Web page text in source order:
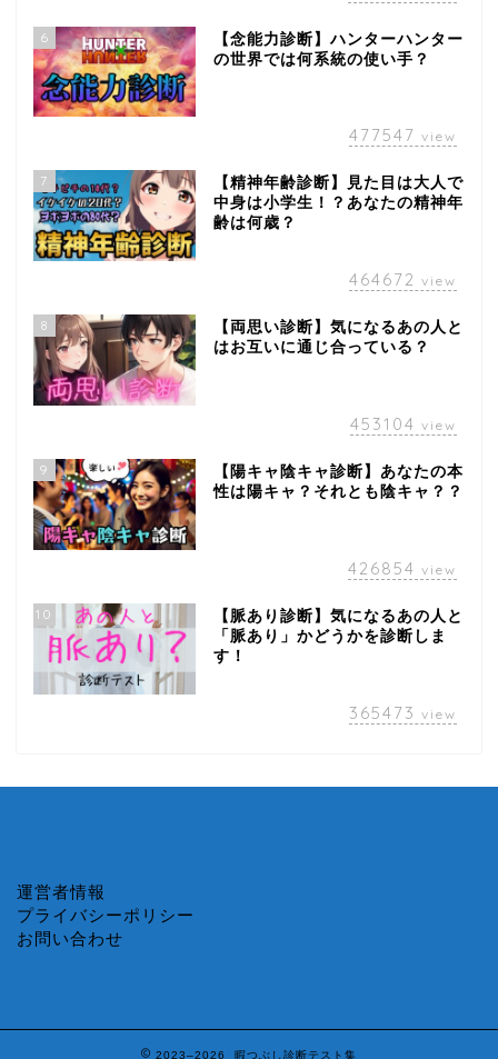
6
【念能力診断】ハンターハンター
の世界では何系統の使い手？
477547 view
7
【精神年齢診断】見た目は大人で
中身は小学生！？あなたの精神年
齢は何歳？
464672 view
8
【両思い診断】気になるあの人と
はお互いに通じ合っている？
453104 view
9
【陽キャ陰キャ診断】あなたの本
性は陽キャ？それとも陰キャ？？
426854 view
10
【脈あり診断】気になるあの人と
「脈あり」かどうかを診断しま
す！
365473 view
運営者情報
プライバシーポリシー
お問い合わせ
2023–2026 暇つぶし診断テスト集